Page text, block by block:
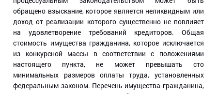
обращено взыскание, которое является неликвидным или
доход от реализации которого существенно не повлияет
на удовлетворение требований кредиторов. Общая
стоимость имущества гражданина, которое исключается
из конкурсной массы в соответствии с положениями
настоящего пункта, не может превышать сто
минимальных размеров оплаты труда, установленных
федеральным законом. Перечень имущества гражданина,